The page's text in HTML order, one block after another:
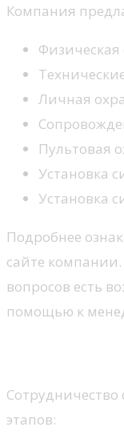
Компания
Физическая
Личная
Пультовая
Установка
Установка
Подробнее
сайте
вопросов есть
помощью к
Сотрудничество
этапов: